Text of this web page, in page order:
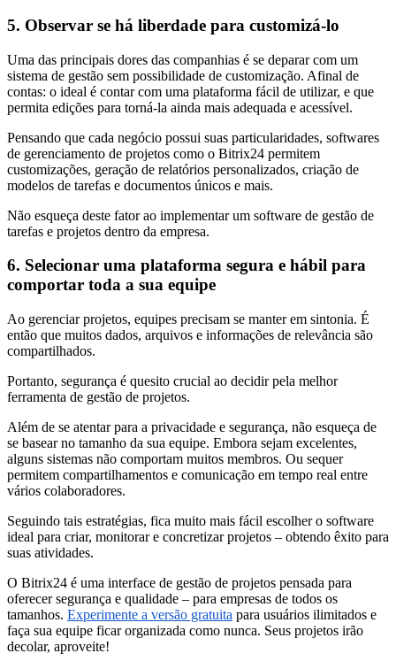
5. Observar se há liberdade para customizá-lo
Uma das principais dores das companhias é se deparar com um
sistema de gestão sem possibilidade de customização. Afinal de
contas: o ideal é contar com uma plataforma fácil de utilizar, e que
permita edições para torná-la ainda mais adequada e acessível.
Pensando que cada negócio possui suas particularidades, softwares
de gerenciamento de projetos como o Bitrix24 permitem
customizações, geração de relatórios personalizados, criação de
modelos de tarefas e documentos únicos e mais.
Não esqueça deste fator ao implementar um software de gestão de
tarefas e projetos dentro da empresa.
6. Selecionar uma plataforma segura e hábil para
comportar toda a sua equipe
Ao gerenciar projetos, equipes precisam se manter em sintonia. É
então que muitos dados, arquivos e informações de relevância são
compartilhados.
Portanto, segurança é quesito crucial ao decidir pela melhor
ferramenta de gestão de projetos.
Além de se atentar para a privacidade e segurança, não esqueça de
se basear no tamanho da sua equipe. Embora sejam excelentes,
alguns sistemas não comportam muitos membros. Ou sequer
permitem compartilhamentos e comunicação em tempo real entre
vários colaboradores.
Seguindo tais estratégias, fica muito mais fácil escolher o software
ideal para criar, monitorar e concretizar projetos – obtendo êxito para
suas atividades.
O Bitrix24 é uma interface de gestão de projetos pensada para
oferecer segurança e qualidade – para empresas de todos os
tamanhos. Experimente a versão gratuita para usuários ilimitados e
faça sua equipe ficar organizada como nunca. Seus projetos irão
decolar, aproveite!